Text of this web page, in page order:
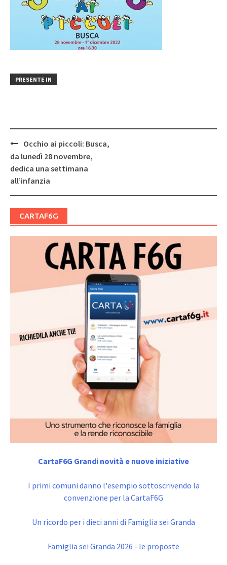
PRESENTE IN
Post
navigation
Occhio ai piccoli: Busca,
da lunedì 28 novembre,
dedica una settimana
all’infanzia
CARTAF6G
CartaF6G Grandi novità e nuove iniziative
I primi comuni danno l'esempio sottoscrivendo la
convenzione per la CartaF6G
Un ricordo per i dieci anni di Famiglia sei Granda
Famiglia sei Granda 2026 - le proposte